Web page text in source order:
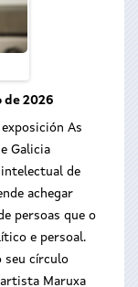
de 2026
As
Galicia
intelectual de
achegar
persoas que o
e persoal.
seu círculo
Maruxa